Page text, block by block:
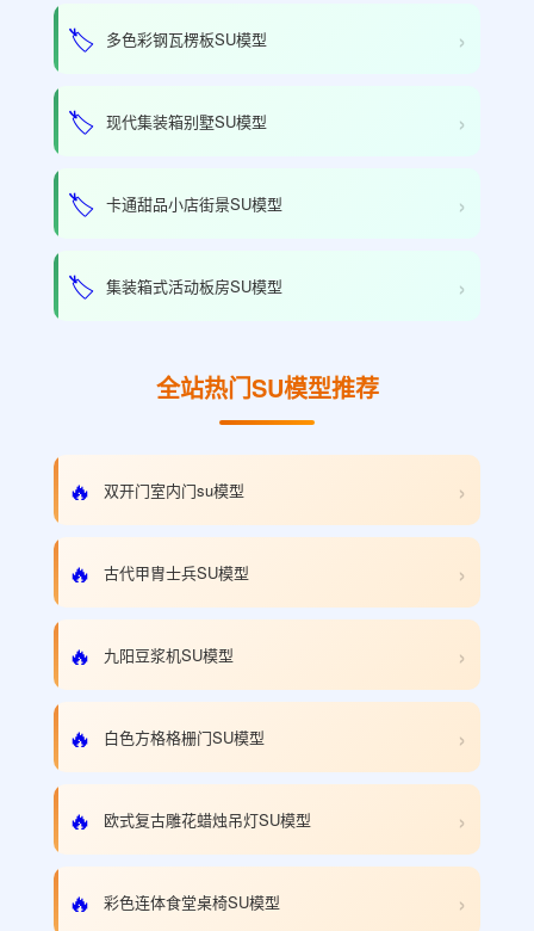
🏷️ 多色彩钢瓦楞板SU模型 ›
🏷️ 现代集装箱别墅SU模型 ›
🏷️ 卡通甜品小店街景SU模型 ›
🏷️ 集装箱式活动板房SU模型 ›
全站热门SU模型推荐
🔥 双开门室内门su模型 ›
🔥 古代甲胄士兵SU模型 ›
🔥 九阳豆浆机SU模型 ›
🔥 白色方格格栅门SU模型 ›
🔥 欧式复古雕花蜡烛吊灯SU模型 ›
🔥 彩色连体食堂桌椅SU模型 ›